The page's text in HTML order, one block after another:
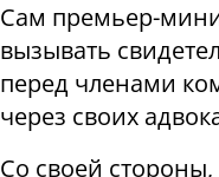
Сам премьер-
вызывать
перед членами
через своих
Со своей